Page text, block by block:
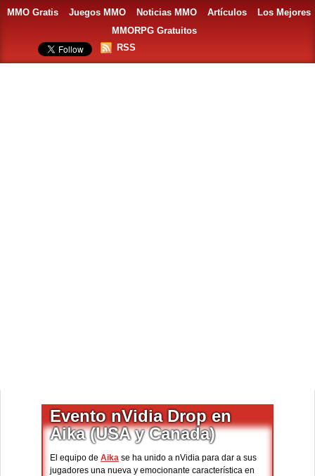
MMO Gratis Juegos MMO Noticias MMO Artículos
Los Mejores
MMORPG Gratuitos
RSS
Evento nVidia Drop en
Aika (USA y Canada)
El equipo de Aika se ha unido a nVidia para dar a sus
jugadores una nueva y emocionante característica en